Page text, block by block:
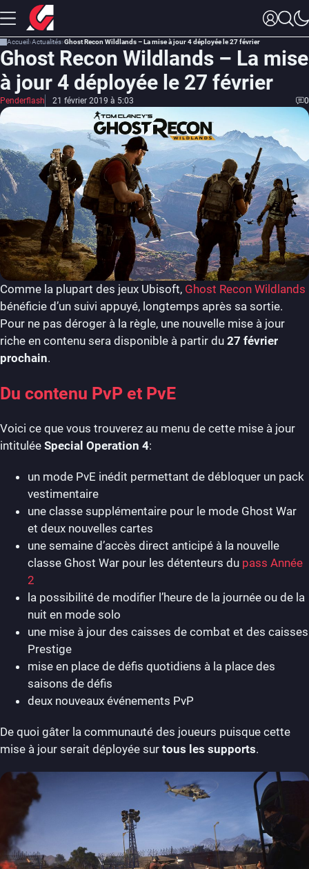
Accueil Actualités Ghost Recon Wildlands – La mise à jour 4 déployée le 27 février
Ghost Recon Wildlands – La mise
à jour 4 déployée le 27 février
Penderflash 21 février 2019 à 5:03 0
Comme la plupart des jeux Ubisoft, Ghost Recon Wildlands
bénéficie d’un suivi appuyé, longtemps après sa sortie.
Pour ne pas déroger à la règle, une nouvelle mise à jour
riche en contenu sera disponible à partir du 27 février
prochain.
Du contenu PvP et PvE
Voici ce que vous trouverez au menu de cette mise à jour
intitulée Special Operation 4:
un mode PvE inédit permettant de débloquer un pack
vestimentaire
une classe supplémentaire pour le mode Ghost War
et deux nouvelles cartes
une semaine d’accès direct anticipé à la nouvelle
classe Ghost War pour les détenteurs du pass Année
2
la possibilité de modifier l’heure de la journée ou de la
nuit en mode solo
une mise à jour des caisses de combat et des caisses
Prestige
mise en place de défis quotidiens à la place des
saisons de défis
deux nouveaux événements PvP
De quoi gâter la communauté des joueurs puisque cette
mise à jour serait déployée sur tous les supports.